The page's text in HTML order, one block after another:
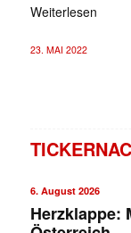
Weiterlesen
23. MAI 2022
6. August 2026
Herzklappe: